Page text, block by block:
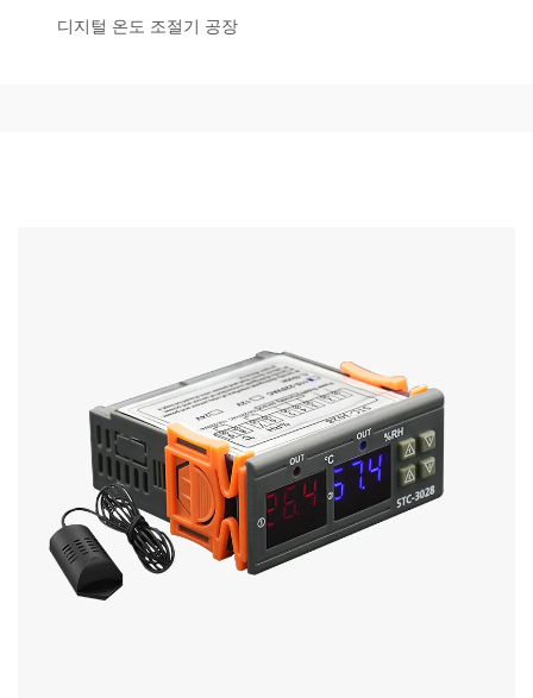
디지털 온도 조절기 공장